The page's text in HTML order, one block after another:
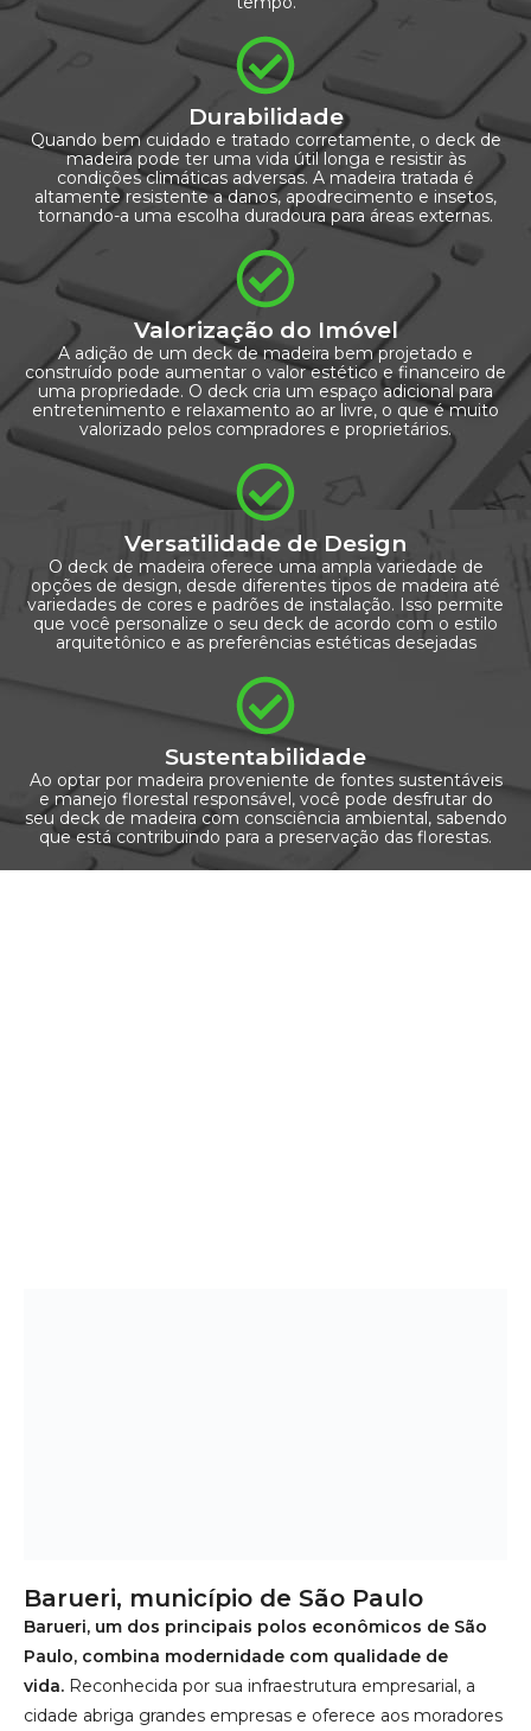
Durabilidade
Quando bem cuidado e tratado corretamente, o deck de
madeira pode ter uma vida útil longa e resistir às
condições climáticas adversas. A madeira tratada é
altamente resistente a danos, apodrecimento e insetos,
tornando-a uma escolha duradoura para áreas externas.
Valorização do Imóvel
A adição de um deck de madeira bem projetado e
construído pode aumentar o valor estético e financeiro de
uma propriedade. O deck cria um espaço adicional para
entretenimento e relaxamento ao ar livre, o que é muito
valorizado pelos compradores e proprietários.
Versatilidade de Design
O deck de madeira oferece uma ampla variedade de
opções de design, desde diferentes tipos de madeira até
variedades de cores e padrões de instalação. Isso permite
que você personalize o seu deck de acordo com o estilo
arquitetônico e as preferências estéticas desejadas
Sustentabilidade
Ao optar por madeira proveniente de fontes sustentáveis
e manejo florestal responsável, você pode desfrutar do
seu deck de madeira com consciência ambiental, sabendo
que está contribuindo para a preservação das florestas.
Barueri, município de São Paulo
Barueri, um dos principais polos econômicos de São
Paulo, combina modernidade com qualidade de
vida. Reconhecida por sua infraestrutura empresarial, a
cidade abriga grandes empresas e oferece aos moradores